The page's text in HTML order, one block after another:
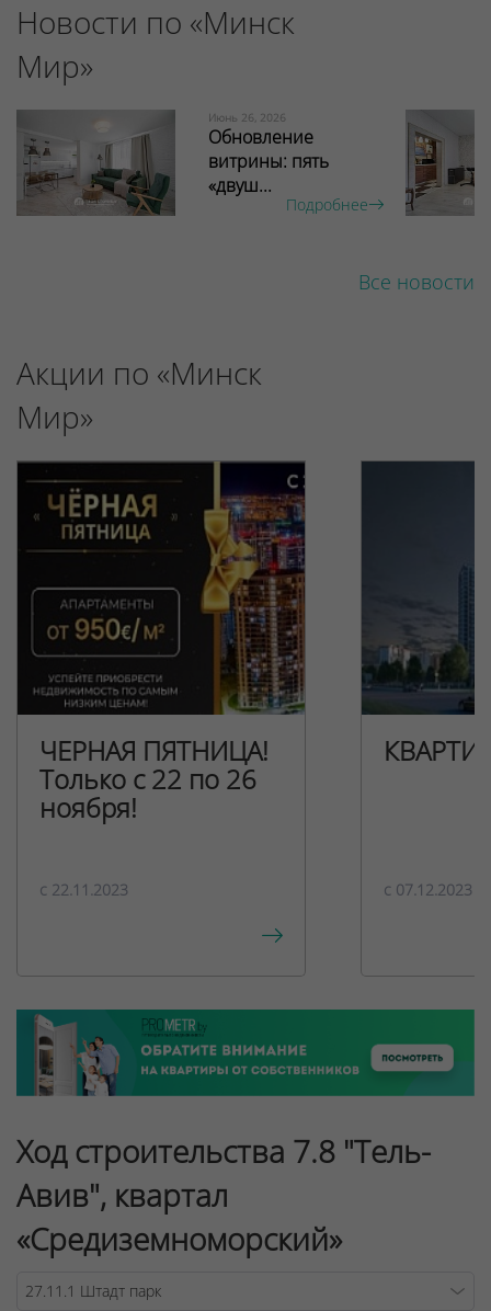
Новости по «Минск
Мир»
Июнь 26, 2026
Обновление
витрины: пять
«двуш...
Подробнее
Все новости
Акции по «Минск
Мир»
ЧЕРНАЯ ПЯТНИЦА!
Только с 22 по 26
ноября!
c 22.11.2023 c 07.12.2023
Ход строительства 7.8 "Тель-
Авив", квартал
«Средиземноморский»